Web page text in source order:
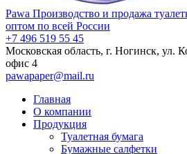
Pawa Производство и продажа
оптом по всей России
+7 496 519 55 45
Московская область, г. Ногинск, ул.
офис 4
pawapaper@mail.ru
Главная
О компании
Продукция
Туалетная бумага
Бумажные салфетки